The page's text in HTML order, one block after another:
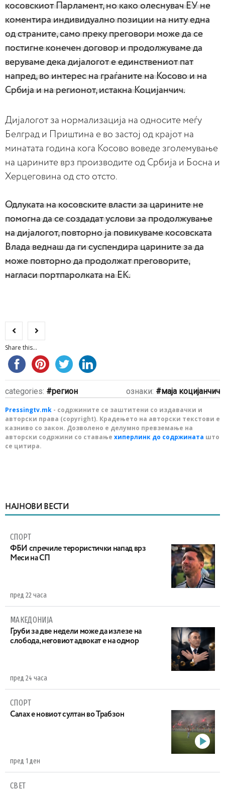
косовскиот Парламент, но како олеснувач ЕУ не
коментира индивидуално позиции на ниту една
од страните, само преку преговори може да се
постигне конечен договор и продолжуваме да
веруваме дека дијалогот е единствениот пат
напред, во интерес на граѓаните на Косово и на
Србија и на регионот, истакна Коцијанчич.
Дијалогот за нормализација на односите меѓу
Белград и Приштина е во застој од крајот на
минатата година кога Косово воведе зголемување
на царините врз производите од Србија и Босна и
Херцеговина од сто отсто.
Одлуката на косовските власти за царините не
помогна да се создадат услови за продолжување
на дијалогот, повторно ја повикуваме косовската
Влада веднаш да ги суспендира царините за да
може повторно да продолжат преговорите,
нагласи портпаролката на ЕК.
Share this...
categories: регион ознаки: маја коцијанчич
Pressingtv.mk - содржините се заштитени со издавачки и
авторски права (copyright). Крадењето на авторски текстови е
казниво со закон. Дозволено е делумно превземање на
авторски содржини со ставање хиперлинк до содржината што
се цитира.
НАЈНОВИ ВЕСТИ
СПОРТ
ФБИ спречиле терористички напад врз
Меси на СП
пред 22 часа
МАКЕДОНИЈА
Груби за две недели може да излезе на
слобода, неговиот адвокат е на одмор
пред 24 часа
СПОРТ
Салах е новиот султан во Трабзон
пред 1 ден
СВЕТ